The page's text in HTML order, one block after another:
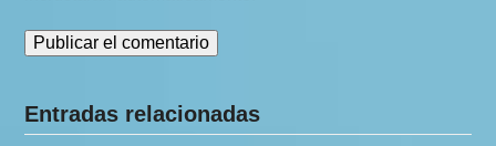
Entradas relacionadas